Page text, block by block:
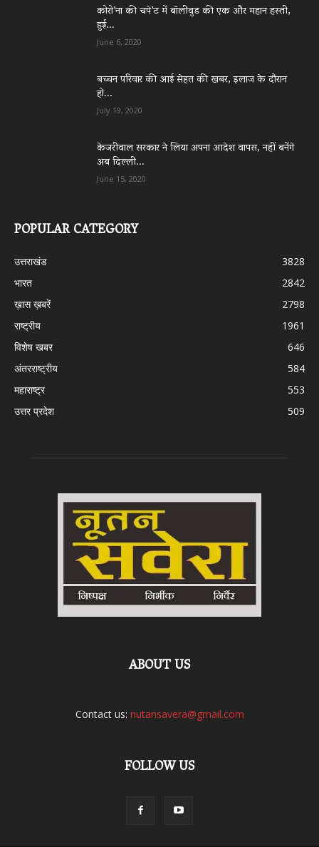
कोरो’ना की चपे’ट में बॉलीवुड की एक और महान हस्ती,
हुई...
June 6, 2020
बच्चन परिवार की आई सेहत की खबर, इलाज के दौरान
हो...
July 19, 2020
केजरीवाल सरकार ने लिया अपना आदेश वापस, नहीं बनेंगे
अब दिल्ली...
June 15, 2020
POPULAR CATEGORY
उत्तराखंड
3828
भारत
2842
ख़ास ख़बरें
2798
राष्ट्रीय
1961
विशेष खबर
646
अंतरराष्ट्रीय
584
महाराष्ट्र
553
उत्तर प्रदेश
509
ABOUT US
Contact us: nutansavera@gmail.com
FOLLOW US